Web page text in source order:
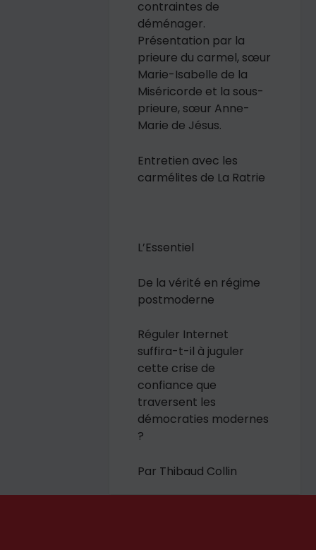
contraintes de
déménager.
Présentation par la
prieure du carmel, sœur
Marie-Isabelle de la
Miséricorde et la sous-
prieure, sœur Anne-
Marie de Jésus.
Entretien avec les
carmélites de La Ratrie
L’Essentiel
De la vérité en régime
postmoderne
Réguler Internet
suffira-t-il à juguler
cette crise de
confiance que
traversent les
démocraties modernes
?
Par Thibaud Collin